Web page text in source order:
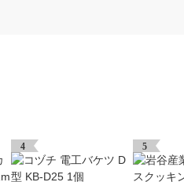
4 5